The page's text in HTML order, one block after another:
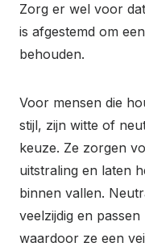
Zorg er wel voor
is afgestemd om
behouden.
Voor mensen die
stijl, zijn witte of
keuze. Ze zorgen
uitstraling en laten
binnen vallen.
veelzijdig en
waardoor ze een